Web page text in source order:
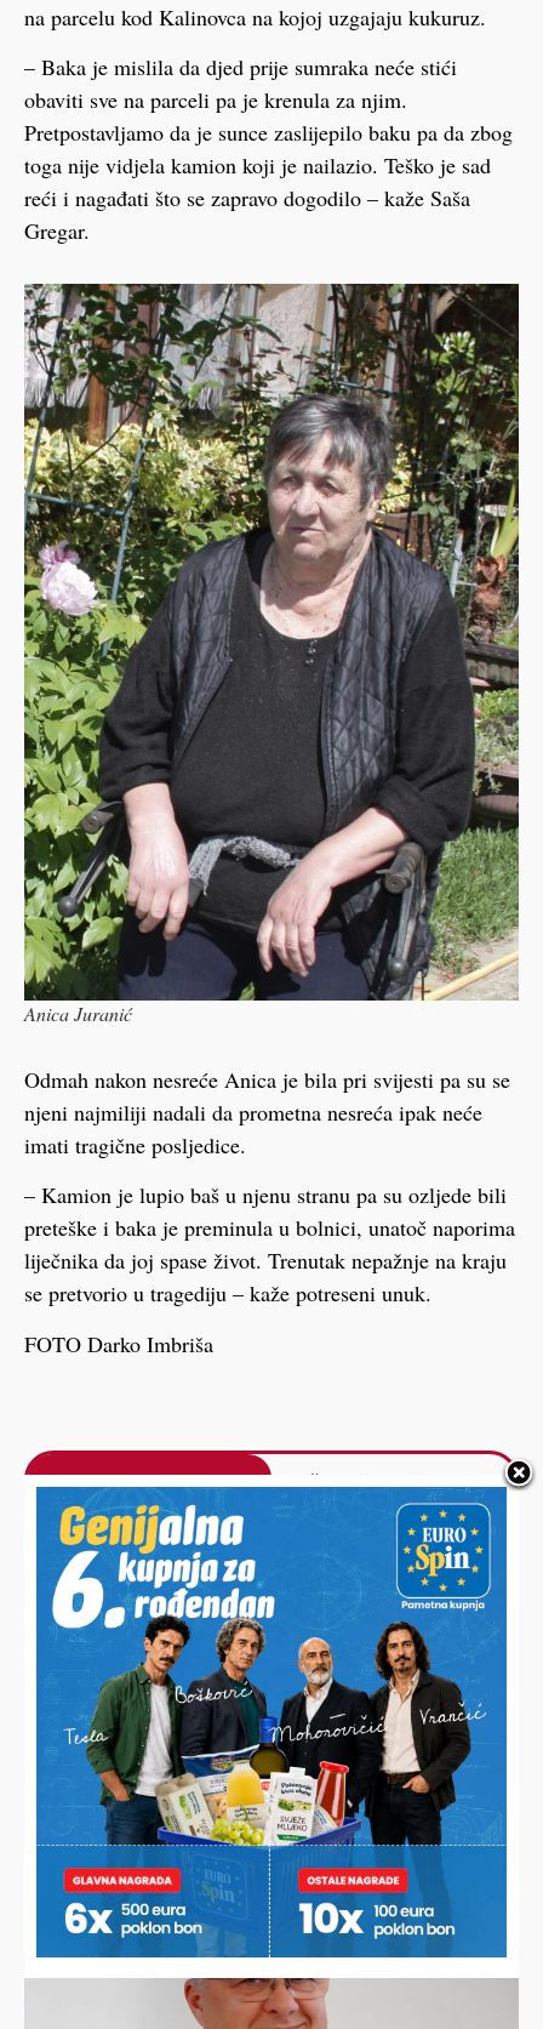
na parcelu kod Kalinovca na kojoj uzgajaju kukuruz.
– Baka je mislila da djed prije sumraka neće stići
obaviti sve na parceli pa je krenula za njim.
Pretpostavljamo da je sunce zaslijepilo baku pa da zbog
toga nije vidjela kamion koji je nailazio. Teško je sad
reći i nagađati što se zapravo dogodilo – kaže Saša
Gregar.
Anica Juranić
Odmah nakon nesreće Anica je bila pri svijesti pa su se
njeni najmiliji nadali da prometna nesreća ipak neće
imati tragične posljedice.
– Kamion je lupio baš u njenu stranu pa su ozljede bili
preteške i baka je preminula u bolnici, unatoč naporima
liječnika da joj spase život. Trenutak nepažnje na kraju
se pretvorio u tragediju – kaže potreseni unuk.
FOTO Darko Imbriša
HALO,
PODRAVSKI!
Imate priču, vijest, fotku
ili video?
Nešto vas muči ili želite
nešto/nekoga pohvaliti?
Javite nam se!
Vaš email
Poruka
POŠALJI
Alternative:
NAJNOVIJE VIJESTI